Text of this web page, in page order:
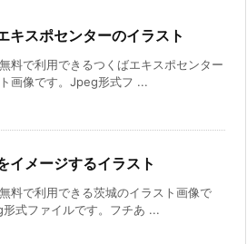
キスポセンターのイラスト
料で利用できるつくばエキスポセンター
画像です。Jpeg形式フ ...
イメージするイラスト
料で利用できる茨城のイラスト画像で
式ファイルです。フチあ ...